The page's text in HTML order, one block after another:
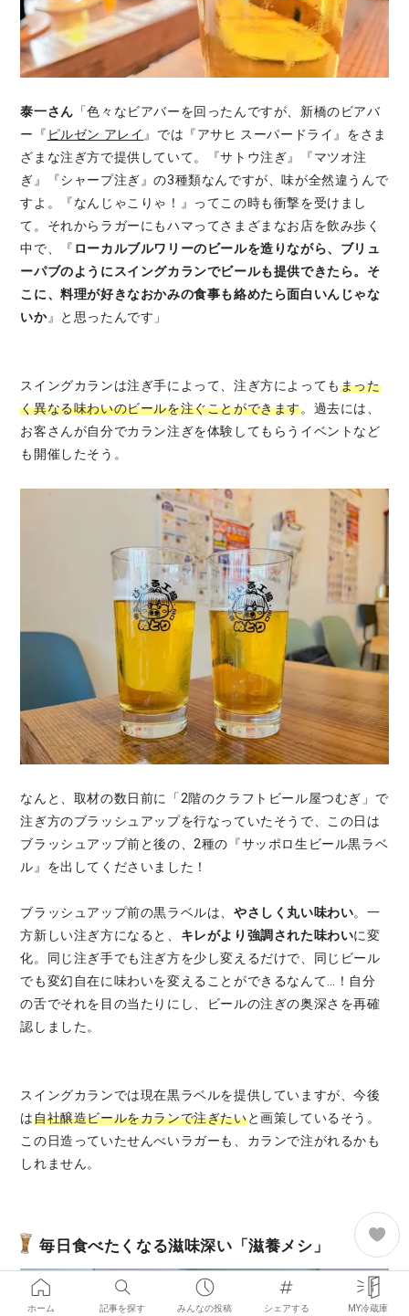
泰一さん 「色々なビアバーを回ったんですが、新橋のビアバ
ー『 ピルゼン アレイ 』では『アサヒ スーパードライ』をさま
ざまな注ぎ方で提供していて。『サトウ注ぎ』『マツオ注
ぎ』『シャープ注ぎ』の3種類なんですが、味が全然違うんで
すよ。『なんじゃこりゃ！』ってこの時も衝撃を受けまし
て。それからラガーにもハマってさまざまなお店を飲み歩く
中で、『 ローカルブルワリーのビールを造りながら、ブリュ
ーパブのようにスイングカランでビールも提供できたら。そ
こに、料理が好きなおかみの食事も絡めたら面白いんじゃな
いか』と思ったんです」
スイングカランは注ぎ手によって、注ぎ方によってもまった
く異なる味わいのビールを注ぐことができます。過去には、
お客さんが自分でカラン注ぎを体験してもらうイベントなど
も開催したそう。
なんと、取材の数日前に「2階のクラフトビール屋つむぎ」で
注ぎ方のブラッシュアップを行なっていたそうで、この日は
ブラッシュアップ前と後の、2種の『サッポロ生ビール黒ラベ
ル』を出してくださいました！
ブラッシュアップ前の黒ラベルは、 やさしく丸い味わい。一
方新しい注ぎ方になると、 キレがより強調された味わいに変
化。同じ注ぎ手でも注ぎ方を少し変えるだけで、同じビール
でも変幻自在に味わいを変えることができるなんて…！自分
の舌でそれを目の当たりにし、ビールの注ぎの奥深さを再確
認しました。
スイングカランでは現在黒ラベルを提供していますが、今後
は自社醸造ビールをカランで注ぎたいと画策しているそう。
この日造っていたせんべいラガーも、カランで注がれるかも
しれません。
毎日食べたくなる滋味深い「滋養メシ」
ホーム 記事を探す みんなの投稿 シェアする MY冷蔵庫